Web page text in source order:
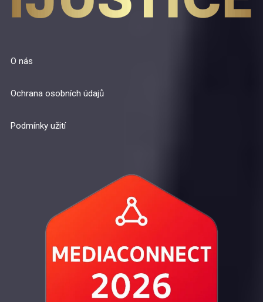
O nás
Ochrana osobních údajů
Podmínky užití